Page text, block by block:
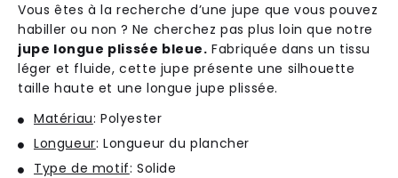
Vous êtes à la recherche d’une jupe que vous pouvez
habiller ou non ? Ne cherchez pas plus loin que notre
jupe longue plissée bleue. Fabriquée dans un tissu
léger et fluide, cette jupe présente une silhouette
taille haute et une longue jupe plissée.
Matériau: Polyester
Longueur: Longueur du plancher
Type de motif: Solide